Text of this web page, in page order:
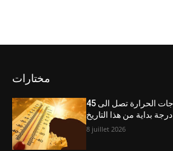
مختارات
أحوال الطقس: درجات الحرارة تصل الى 45
درجة بداية من هذا التاريخ
8 juillet 2026